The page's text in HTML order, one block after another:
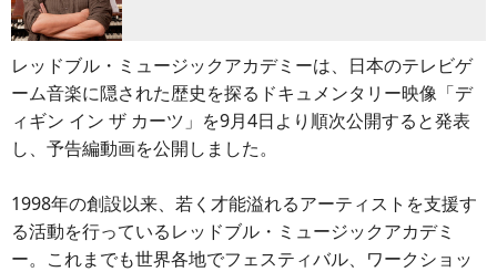
レッドブル・ミュージックアカデミーは、日本のテレビゲ
ーム音楽に隠された歴史を探るドキュメンタリー映像「デ
ィギン イン ザ カーツ」を9月4日より順次公開すると発表
し、予告編動画を公開しました。
1998年の創設以来、若く才能溢れるアーティストを支援す
る活動を行っているレッドブル・ミュージックアカデミ
ー。これまでも世界各地でフェスティバル、ワークショッ